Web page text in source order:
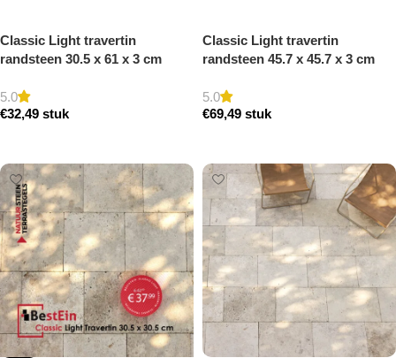
Classic Light travertin
randsteen 30.5 x 61 x 3 cm
getrommeld
5.0
€32,49 stuk
Classic Light travertin
randsteen 45.7 x 45.7 x 3 cm
getrommeld
5.0
€69,49 stuk